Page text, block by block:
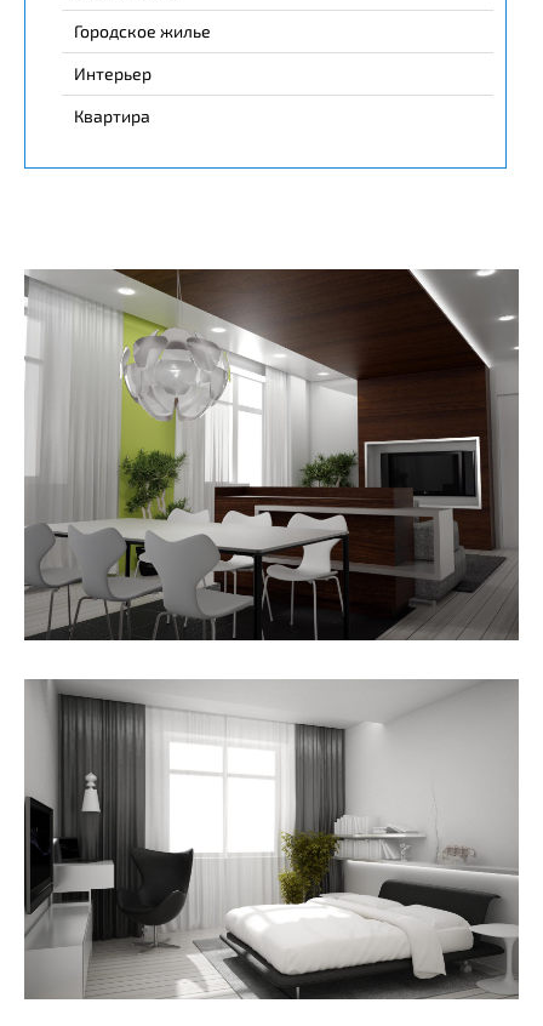
Городское жилье
Интерьер
Квартира